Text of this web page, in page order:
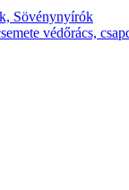
Sövénynyírók
védőrács,